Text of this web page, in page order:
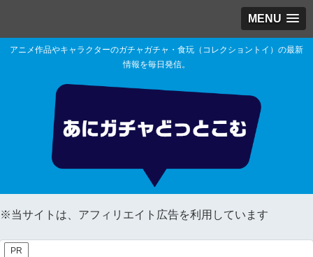
MENU
アニメ作品やキャラクターのガチャガチャ・食玩（コレクショントイ）の最新
情報を毎日発信。
※当サイトは、アフィリエイト広告を利用しています
PR